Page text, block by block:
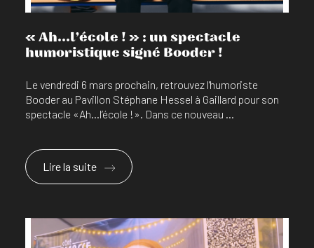
« Ah...l’école ! » : un spectacle
humoristique signé Booder !
Le vendredi 6 mars prochain, retrouvez l'humoriste
Booder au Pavillon Stéphane Hessel à Gaillard pour son
spectacle «Ah...l’école !». Dans ce nouveau ...
Lire la suite